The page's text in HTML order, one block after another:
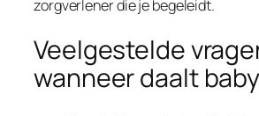
zorgverlener die je begeleidt.
Veelgestelde
wanneer daalt